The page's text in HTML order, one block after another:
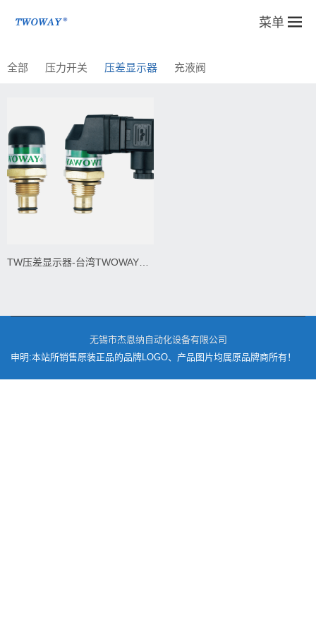
菜单
全部 压力开关 压差显示器 充液阀
无锡市杰恩纳自动化设备有限公司
申明:本站所销售原装正品的品牌LOGO、产品图片均属原品牌商所有！